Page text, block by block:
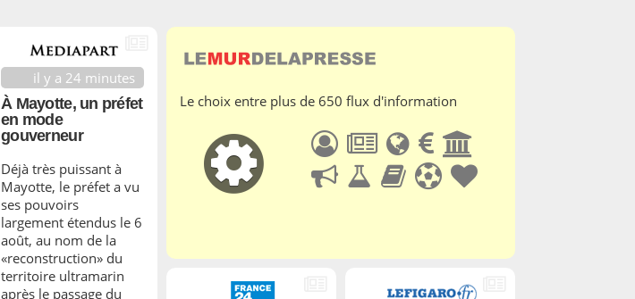
il y a 24 minutes
À Mayotte, un préfet
en mode
gouverneur
Déjà très puissant à
Mayotte, le préfet a vu
ses pouvoirs
largement étendus le 6
août, au nom de la
«reconstruction» du
territoire ultramarin
après le passage du
Le choix entre plus de 650 flux d'information